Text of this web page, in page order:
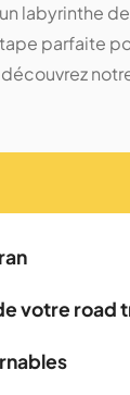
labyrinthe
parfaite
votre road